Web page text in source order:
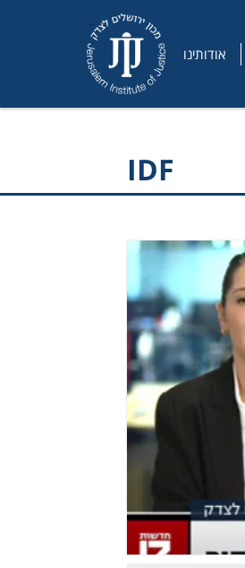
אודותינו
IDF